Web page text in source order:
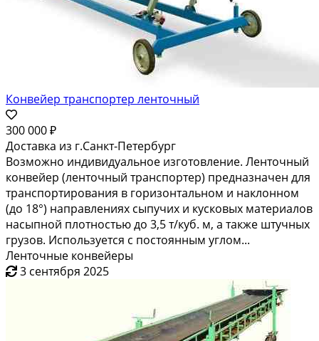
Конвейер транспортер ленточный
300 000 ₽
Доставка из г.Санкт-Петербург
Возможно индивидуальное изготовление. Ленточный
конвейер (ленточный транспортер) предназначен для
транспортирования в горизонтальном и наклонном
(до 18°) направлениях сыпучих и кусковых материалов
насыпной плотностью до 3,5 т/куб. м, а также штучных
грузов. Используется с постоянным углом...
Ленточные конвейеры
3 сентября 2025